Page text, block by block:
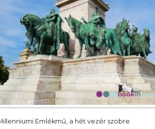
Emlékmű, a hét vezér szobre